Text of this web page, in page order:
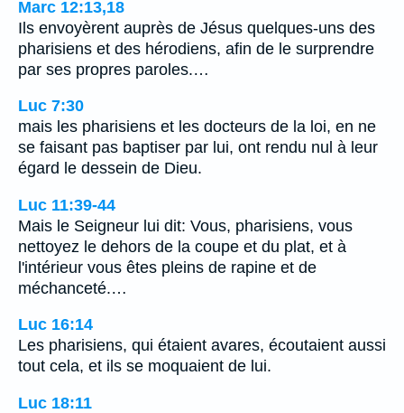
Marc 12:13,18
Ils envoyèrent auprès de Jésus quelques-uns des
pharisiens et des hérodiens, afin de le surprendre
par ses propres paroles.…
Luc 7:30
mais les pharisiens et les docteurs de la loi, en ne
se faisant pas baptiser par lui, ont rendu nul à leur
égard le dessein de Dieu.
Luc 11:39-44
Mais le Seigneur lui dit: Vous, pharisiens, vous
nettoyez le dehors de la coupe et du plat, et à
l'intérieur vous êtes pleins de rapine et de
méchanceté.…
Luc 16:14
Les pharisiens, qui étaient avares, écoutaient aussi
tout cela, et ils se moquaient de lui.
Luc 18:11